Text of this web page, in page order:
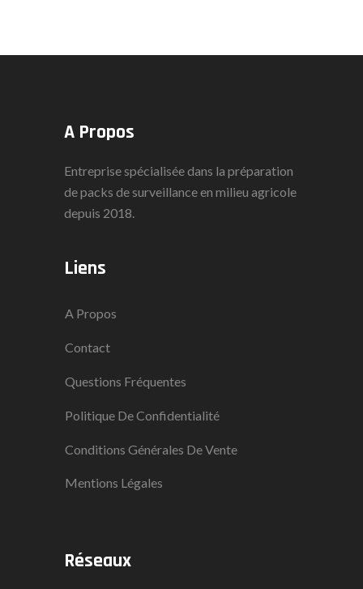
A Propos
Entreprise spécialisée dans la préparation
de packs de surveillance en milieu agricole
depuis 2018.
Liens
A Propos
Contact
Questions Fréquentes
Politique De Confidentialité
Conditions Générales De Vente
Mentions Légales
Réseaux